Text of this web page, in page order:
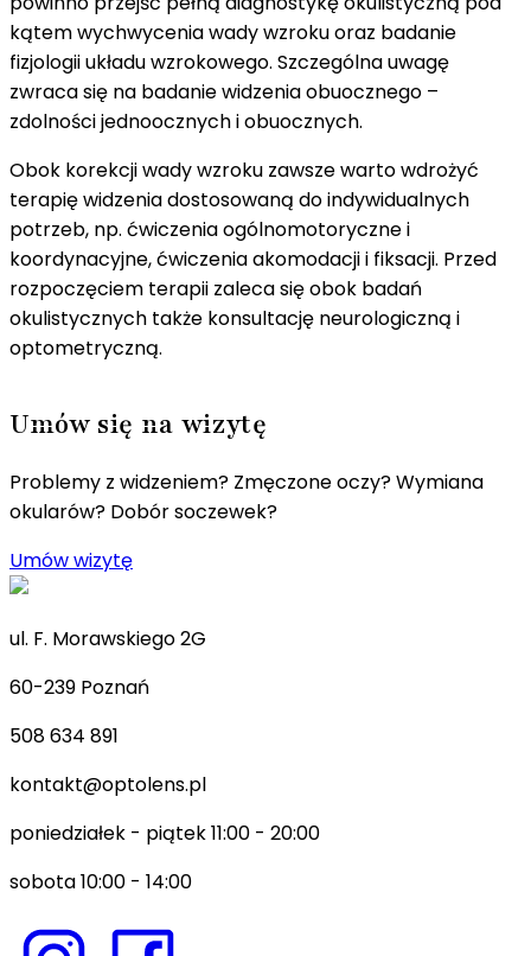
kątem wychwycenia wady wzroku oraz badanie
fizjologii układu wzrokowego. Szczególna uwagę
zwraca się na badanie widzenia obuocznego –
zdolności jednoocznych i obuocznych.
Obok korekcji wady wzroku zawsze warto wdrożyć
terapię widzenia dostosowaną do indywidualnych
potrzeb, np. ćwiczenia ogólnomotoryczne i
koordynacyjne, ćwiczenia akomodacji i fiksacji. Przed
rozpoczęciem terapii zaleca się obok badań
okulistycznych także konsultację neurologiczną i
optometryczną.
Umów się na wizytę
Problemy z widzeniem? Zmęczone oczy? Wymiana
okularów? Dobór soczewek?
Umów wizytę
ul. F. Morawskiego 2G
60-239 Poznań
508 634 891
kontakt@optolens.pl
poniedziałek - piątek 11:00 - 20:00
sobota 10:00 - 14:00